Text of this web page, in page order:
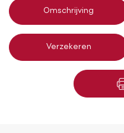
Omschrijving
Verzekeren